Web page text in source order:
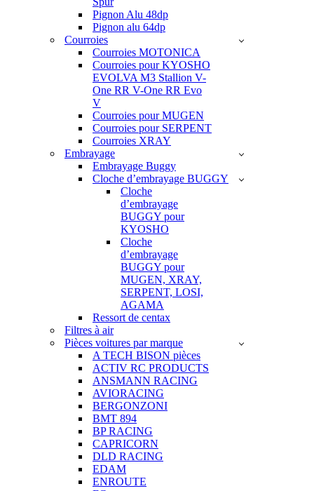
Pignon Alu 48dp
Pignon alu 64dp
Courroies
Courroies MOTONICA
Courroies pour KYOSHO
EVOLVA M3 Stallion V-
One RR V-One RR Evo
V
Courroies pour MUGEN
Courroies pour SERPENT
Courroies XRAY
Embrayage
Embrayage Buggy
Cloche d’embrayage BUGGY
Cloche
d’embrayage
BUGGY pour
KYOSHO
Cloche
d’embrayage
BUGGY pour
MUGEN, XRAY,
SERPENT, LOSI,
AGAMA
Ressort de centax
Filtres à air
Pièces voitures par marque
A TECH BISON pièces
ACTIV RC PRODUCTS
ANSMANN RACING
AVIORACING
BERGONZONI
BMT 894
BP RACING
CAPRICORN
DLD RACING
EDAM
ENROUTE